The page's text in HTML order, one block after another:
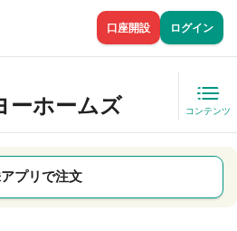
口座開設 ログイン
ーホームズ コンテンツ
プリで注文